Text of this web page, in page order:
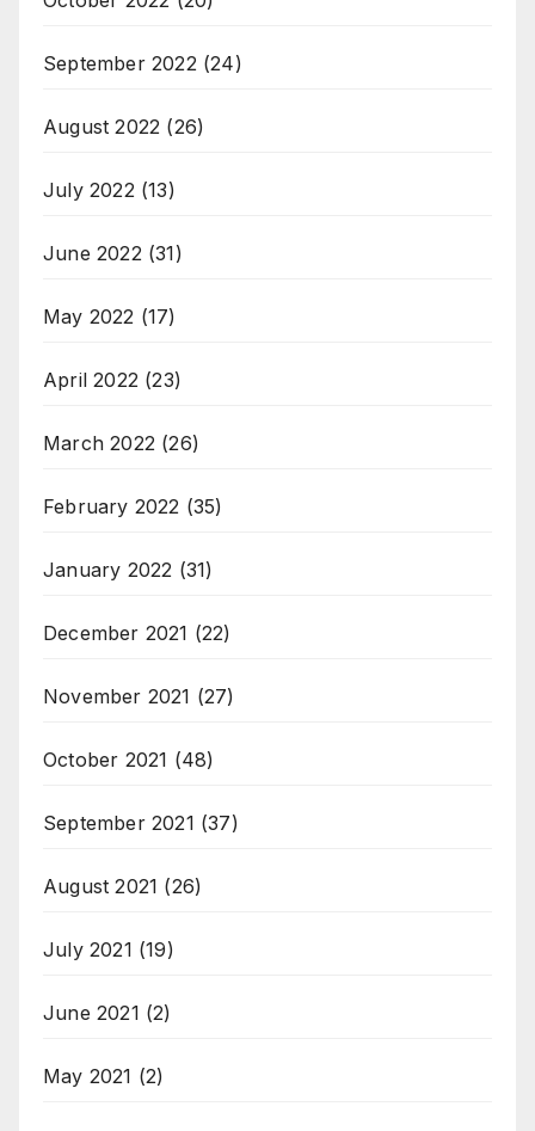
September 2022 (24)
August 2022 (26)
July 2022 (13)
June 2022 (31)
May 2022 (17)
April 2022 (23)
March 2022 (26)
February 2022 (35)
January 2022 (31)
December 2021 (22)
November 2021 (27)
October 2021 (48)
September 2021 (37)
August 2021 (26)
July 2021 (19)
June 2021 (2)
May 2021 (2)